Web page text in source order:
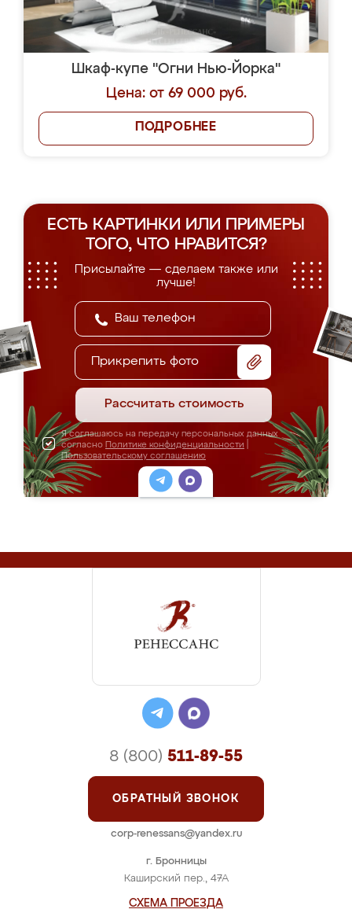
Шкаф-купе "Огни Нью-Йорка"
Цена: от 69 000 руб.
ПОДРОБНЕЕ
ЕСТЬ КАРТИНКИ ИЛИ ПРИМЕРЫ
ТОГО, ЧТО НРАВИТСЯ?
Присылайте — сделаем также или
лучше!
Прикрепить фото
Рассчитать стоимость
Я соглашаюсь на передачу персональных данных
согласно Политике конфиденциальности
Пользовательскому соглашению
г. Бронницы
Каширский пер., 47А
СХЕМА ПРОЕЗДА
8 (800) 511-89-55
ОБРАТНЫЙ ЗВОНОК
corp-renessans@yandex.ru